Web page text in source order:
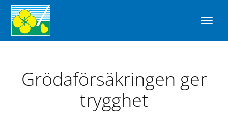
Grödaförsäkringen ger
trygghet